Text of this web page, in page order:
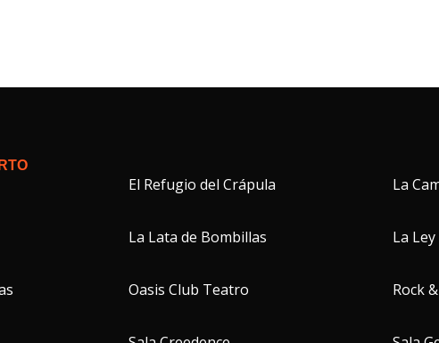
El Refugio del Crápula La
La Lata de Bombillas La Ley
Oasis Club Teatro Rock